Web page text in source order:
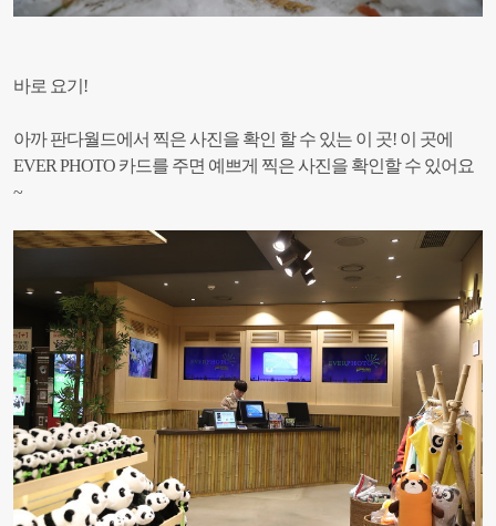
바로 요기!
아까 판다월드에서 찍은 사진을 확인 할 수 있는 이 곳! 이 곳에
EVER PHOTO 카드를 주면 예쁘게 찍은 사진을 확인할 수 있어요
~